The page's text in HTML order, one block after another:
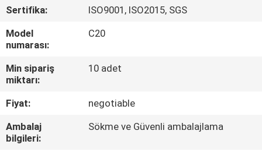
FABRIKA
KALITE
KONTROL
Sertifika:
ISO9001, ISO2015, SGS
Model
numarası:
C20
Min sipariş
miktarı:
10 adet
Fiyat:
negotiable
Ambalaj
bilgileri:
Sökme ve Güvenli ambalajlama